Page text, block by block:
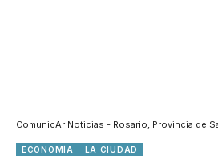
ComunicAr Noticias - Rosario, Provincia de
ECONOMÍA LA CIUDAD